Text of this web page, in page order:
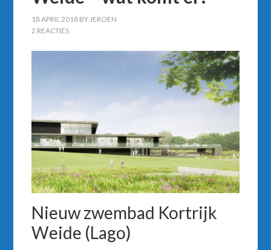
18 APRIL 2018 BYJEROEN
2 REACTIES
Nieuw zwembad Kortrijk
Weide (Lago)